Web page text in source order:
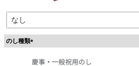
のし種類
必